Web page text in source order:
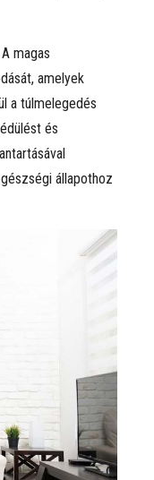
A magas
amelyek
a túlmelegedés
és
állapothoz